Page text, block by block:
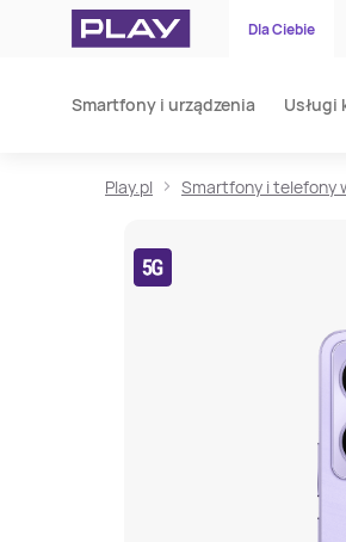
Dla Ciebie
Smartfony i urządzenia Usługi
Play.pl Smartfony i telefony